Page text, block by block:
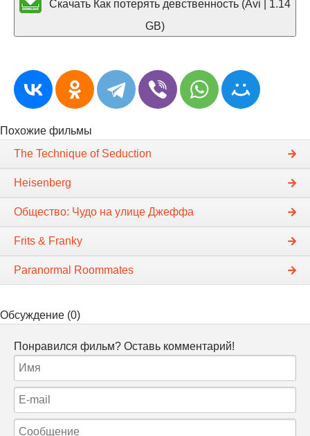
Скачать Как потерять девственность (Avi | 1.14
GB)
Похожие фильмы
The Technique of Seduction
Heisenberg
Общество: Чудо на улице Джеффа
Frits & Franky
Paranormal Roommates
Обсуждение (0)
Понравился фильм? Оставь комментарий!